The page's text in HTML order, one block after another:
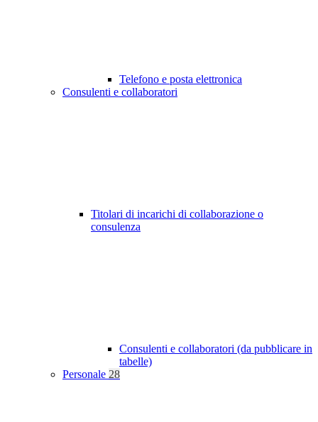
Telefono e posta elettronica
Consulenti e collaboratori
Titolari di incarichi di collaborazione o
consulenza
Consulenti e collaboratori (da pubblicare in
tabelle)
Personale 28